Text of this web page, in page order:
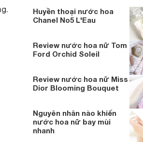
theo đuổi sự say mê, hòa hợp
yêu.
Huyền thoại nước hoa
Chanel No5 L'Eau
Review nước hoa nữ Tom
Ford Orchid Soleil
Review nước hoa nữ Miss
Dior Blooming Bouquet
Nguyên nhân nào khiến
nước hoa nữ bay mùi
nhanh